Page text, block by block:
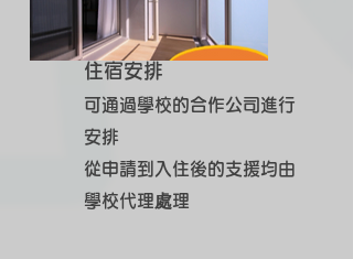
住宿安排
可通過學校的合作公司進行
安排
從申請到入住後的支援均由
學校代理處理